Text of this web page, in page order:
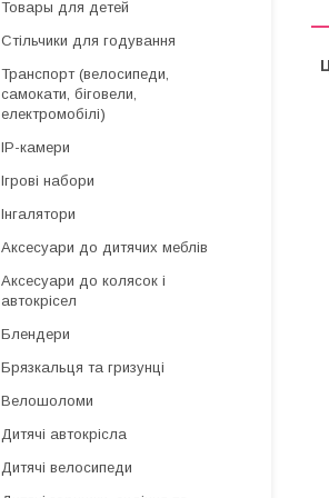
Товары для детей
Стільчики для годування
Транспорт (велосипеди,
самокати, біговели,
електромобілі)
IP-камери
Ігрові набори
Інгалятори
Аксесуари до дитячих меблів
Аксесуари до колясок і
автокрісел
Блендери
Брязкальця та гризунці
Велошоломи
Дитячі автокрісла
Дитячі велосипеди